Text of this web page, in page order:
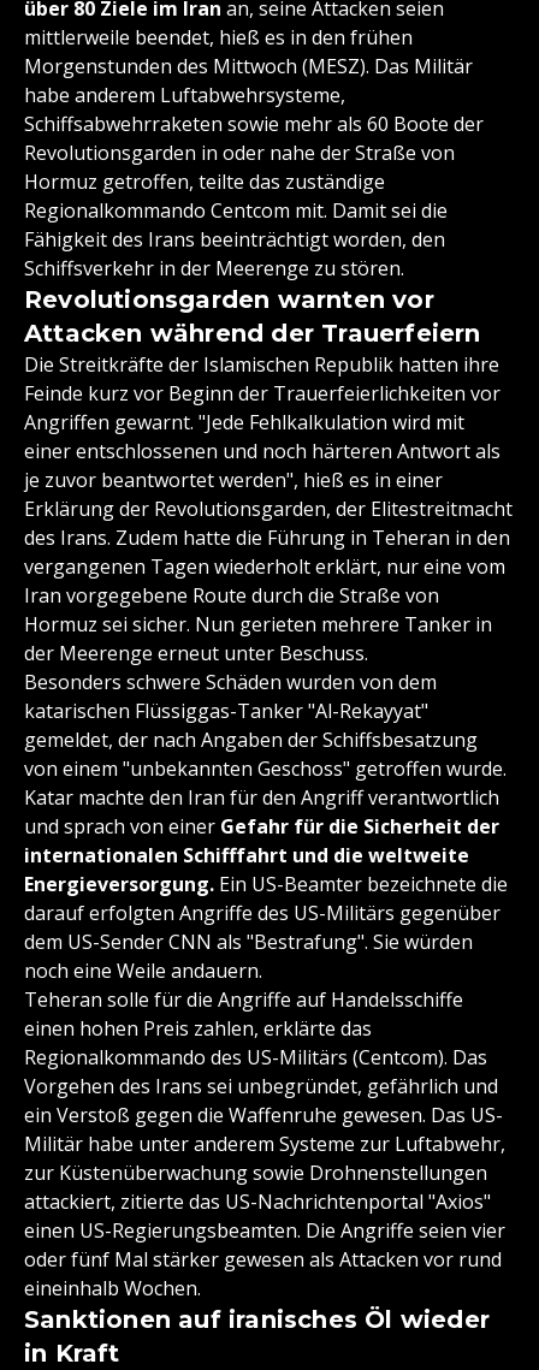
über 80 Ziele im Iran an, seine Attacken seien
mittlerweile beendet, hieß es in den frühen
Morgenstunden des Mittwoch (MESZ). Das Militär
habe anderem Luftabwehrsysteme,
Schiffsabwehrraketen sowie mehr als 60 Boote der
Revolutionsgarden in oder nahe der Straße von
Hormuz getroffen, teilte das zuständige
Regionalkommando Centcom mit. Damit sei die
Fähigkeit des Irans beeinträchtigt worden, den
Schiffsverkehr in der Meerenge zu stören.
Revolutionsgarden warnten vor
Attacken während der Trauerfeiern
Die Streitkräfte der Islamischen Republik hatten ihre
Feinde kurz vor Beginn der Trauerfeierlichkeiten vor
Angriffen gewarnt. "Jede Fehlkalkulation wird mit
einer entschlossenen und noch härteren Antwort als
je zuvor beantwortet werden", hieß es in einer
Erklärung der Revolutionsgarden, der Elitestreitmacht
des Irans. Zudem hatte die Führung in Teheran in den
vergangenen Tagen wiederholt erklärt, nur eine vom
Iran vorgegebene Route durch die Straße von
Hormuz sei sicher. Nun gerieten mehrere Tanker in
der Meerenge erneut unter Beschuss.
Besonders schwere Schäden wurden von dem
katarischen Flüssiggas-Tanker "Al-Rekayyat"
gemeldet, der nach Angaben der Schiffsbesatzung
von einem "unbekannten Geschoss" getroffen wurde.
Katar machte den Iran für den Angriff verantwortlich
und sprach von einer Gefahr für die Sicherheit der
internationalen Schifffahrt und die weltweite
Energieversorgung. Ein US-Beamter bezeichnete die
darauf erfolgten Angriffe des US-Militärs gegenüber
dem US-Sender CNN als "Bestrafung". Sie würden
noch eine Weile andauern.
Teheran solle für die Angriffe auf Handelsschiffe
einen hohen Preis zahlen, erklärte das
Regionalkommando des US-Militärs (Centcom). Das
Vorgehen des Irans sei unbegründet, gefährlich und
ein Verstoß gegen die Waffenruhe gewesen. Das US-
Militär habe unter anderem Systeme zur Luftabwehr,
zur Küstenüberwachung sowie Drohnenstellungen
attackiert, zitierte das US-Nachrichtenportal "Axios"
einen US-Regierungsbeamten. Die Angriffe seien vier
oder fünf Mal stärker gewesen als Attacken vor rund
eineinhalb Wochen.
Sanktionen auf iranisches Öl wieder
in Kraft